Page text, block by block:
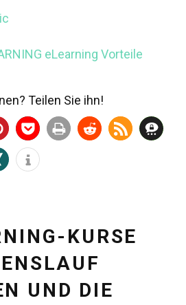
eLearning Vorteile
Teilen Sie ihn!
KURSE
UND DIE